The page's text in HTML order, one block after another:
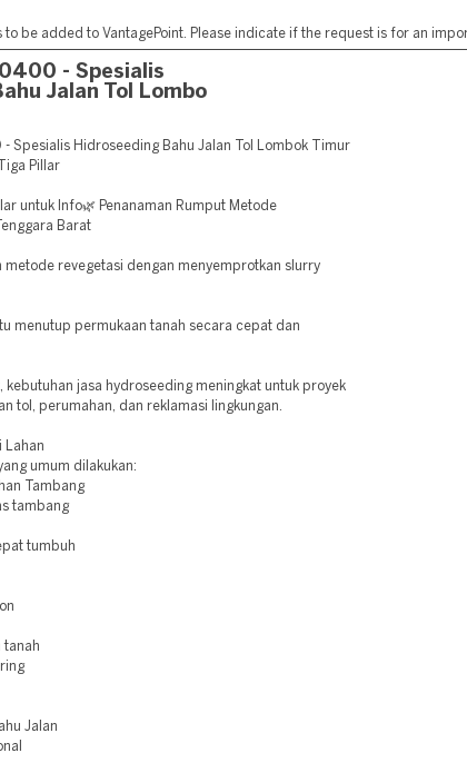
be added to VantagePoint. Please indicate if the request is for an
- Spesialis
Jalan Tol Lombo
Spesialis Hidroseeding Bahu Jalan Tol Lombok Timur
Pillar
untuk Info🌿 Penanaman Rumput Metode
Barat
metode revegetasi dengan menyemprotkan slurry
menutup permukaan tanah secara cepat dan
kebutuhan jasa hydroseeding meningkat untuk proyek
tol, perumahan, dan reklamasi lingkungan.
Lahan
umum dilakukan:
Tambang
tambang
tumbuh
tanah
Jalan